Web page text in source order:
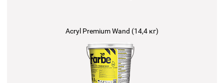
Acryl Premium Wand (14,4 кг)